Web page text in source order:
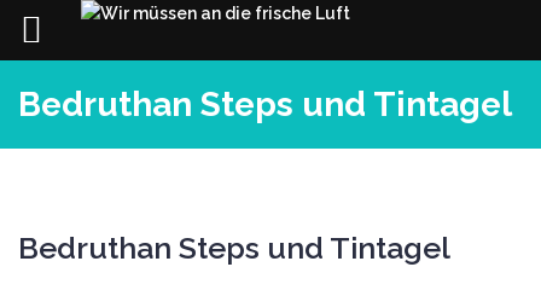
Bedruthan Steps und Tintagel
Bedruthan Steps und Tintagel